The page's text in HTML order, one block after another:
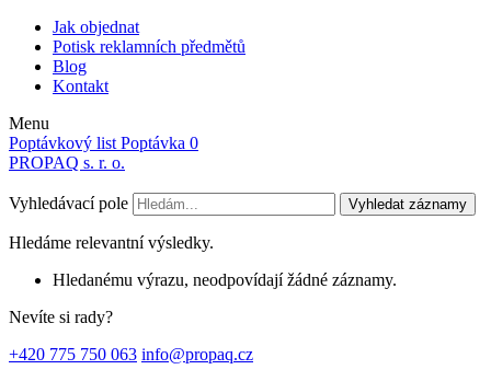
Jak objednat
Potisk reklamních předmětů
Blog
Kontakt
Menu
Poptávkový list Poptávka 0
PROPAQ s. r. o.
Vyhledávací pole Vyhledat záznamy
Hledáme relevantní výsledky.
Hledanému výrazu, neodpovídají žádné záznamy.
Nevíte si rady?
+420 775 750 063 info@propaq.cz